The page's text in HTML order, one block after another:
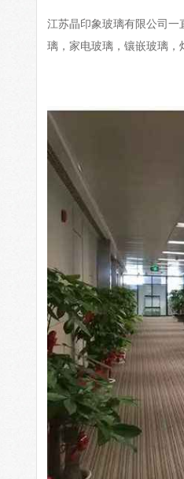
江苏晶印象玻璃有限公司一
璃，家电玻璃，镶嵌玻璃，